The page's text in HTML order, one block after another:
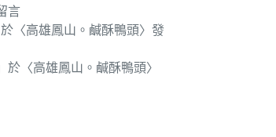
言
於〈高雄鳳山。鹹酥鴨頭〉發
於〈高雄鳳山。鹹酥鴨頭〉